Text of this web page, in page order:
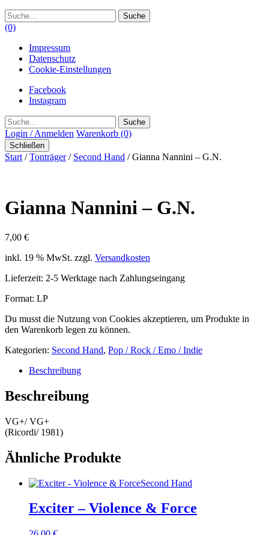
Suche
(0)
Impressum
Datenschutz
Cookie-Einstellungen
Facebook
Instagram
Suche
Login / Anmelden Warenkorb (0)
Schließen
Start /Tonträger/ Second Hand / Gianna Nannini – G.N.
Gianna Nannini – G.N.
7,00 €
inkl. 19 % MwSt. zzgl. Versandkosten
Lieferzeit: 2-5 Werktage nach Zahlungseingang
Format: LP
Du musst die Nutzung von Cookies akzeptieren, um Produkte in
den Warenkorb legen zu können.
Kategorien: Second Hand, Pop / Rock / Emo / Indie
Beschreibung
Beschreibung
VG+/ VG+
(Ricordi/ 1981)
Ähnliche Produkte
Second Hand
Exciter – Violence & Force